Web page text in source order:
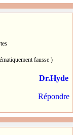
fausse )
Dr.Hyde
Répondre